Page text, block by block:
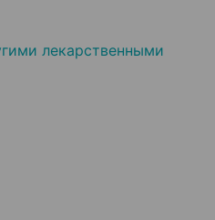
лекарственными